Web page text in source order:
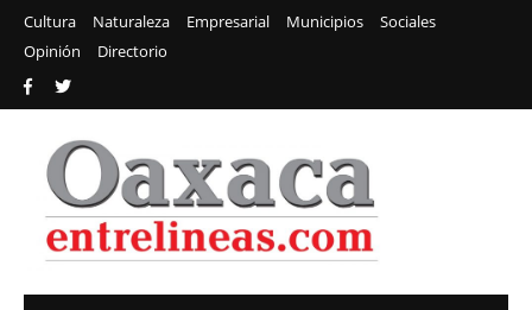
Cultura Naturaleza Empresarial Municipios
Sociales
Opinión
Directorio